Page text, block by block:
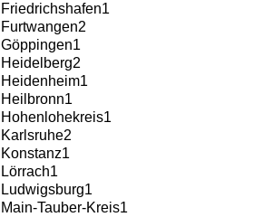
Friedrichshafen1
Furtwangen2
Göppingen1
Heidelberg2
Heidenheim1
Heilbronn1
Hohenlohekreis1
Karlsruhe2
Konstanz1
Lörrach1
Ludwigsburg1
Main-Tauber-Kreis1